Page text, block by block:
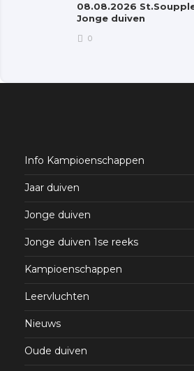
08.08.2026
Jonge duiven
0
Info Kampioenschappen
Jaar duiven
Jonge duiven
Jonge duiven 1se reeks
Kampioenschappen
Leervluchten
Nieuws
Oude duiven